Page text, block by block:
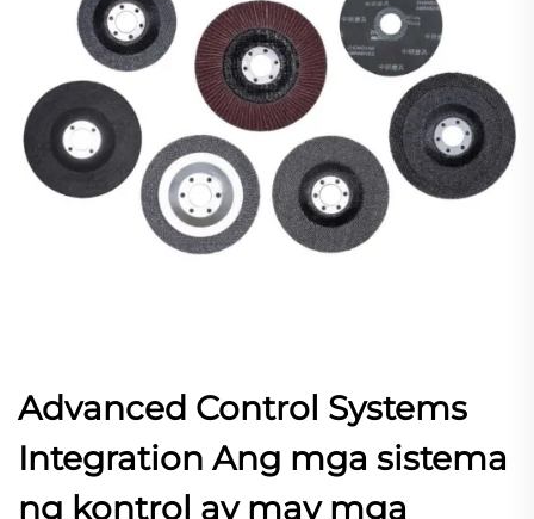
Advanced Control Systems
Integration Ang mga sistema
ng kontrol ay may mga